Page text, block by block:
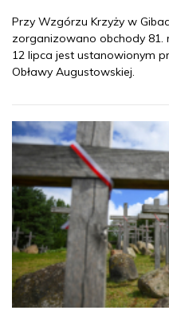
Przy Wzgórzu Krzyży w
zorganizowano obchody 81.
12 lipca jest ustanowionym
Obławy Augustowskiej.